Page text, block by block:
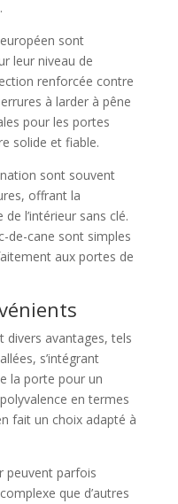
sont
leur niveau de
renforcée contre
à larder à pêne
pour les portes
solide et fiable.
sont souvent
offrant la
l’intérieur sans clé.
de-cane sont simples
aux portes de
divers avantages, tels
s’intégrant
la porte pour un
en termes
fait un choix adapté à
peuvent parfois
que d’autres